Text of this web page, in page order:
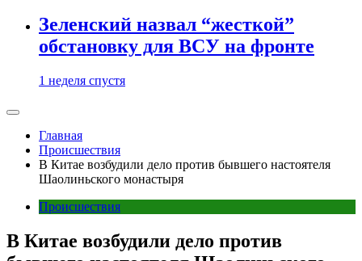
Зеленский назвал “жесткой”
обстановку для ВСУ на фронте
1 неделя спустя
Главная
Происшествия
В Китае возбудили дело против бывшего настоятеля
Шаолиньского монастыря
Происшествия
В Китае возбудили дело против